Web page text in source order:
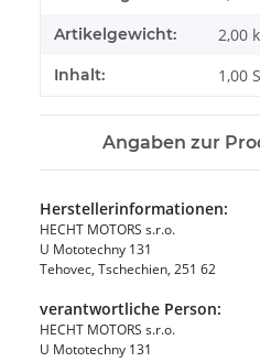
Artikelgewicht: 2,00
Inhalt: 1,00
Angaben zur
Herstellerinformationen:
HECHT MOTORS s.r.o.
U Mototechny 131
Tehovec, Tschechien, 251 62
verantwortliche Person:
HECHT MOTORS s.r.o.
U Mototechny 131